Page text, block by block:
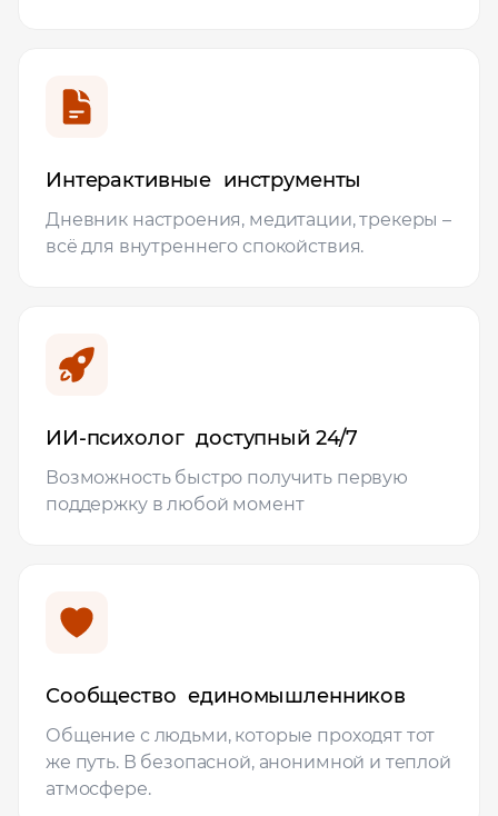
Интерактивные инструменты
Дневник настроения, медитации, трекеры –
всё для внутреннего спокойствия.
ИИ‑психолог доступный 24/7
Возможность быстро получить первую
поддержку в любой момент
Сообщество единомышленников
Общение с людьми, которые проходят тот
же путь. В безопасной, анонимной и теплой
атмосфере.